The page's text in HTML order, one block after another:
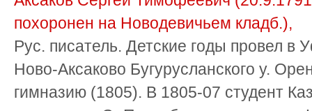
похоронен на Новодевичьем кладб.),
Рус. писатель. Детские годы провел
Ново-Аксаково Бугурусланского у.
гимназию (1805). В 1805-07 студент